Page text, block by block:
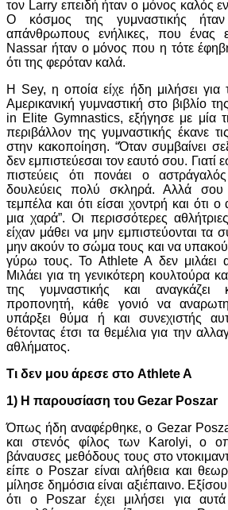
τον Larry επειδή ήταν ο μόνος καλός
Ο κόσμος της γυμναστικής
απάνθρωπους ενήλικες, που ένας
Nassar ήταν ο μόνος που η τότε
ότι της φερόταν καλά.
Η Sey, η οποία είχε ήδη μιλήσει για
Αμερικανική γυμναστική στο βιβλίο
in Elite Gymnastics, εξήγησε με μία
περιβάλλον της γυμναστικής έκανε
στην κακοποίηση. “Όταν συμβαίνει
δεν εμπιστεύεσαι τον εαυτό σου. Γιατί
πιστεύεις ότι πονάει ο
δουλεύεις πολύ σκληρά. Αλλά σου
τεμπέλα και ότι είσαι χοντρή και ότι
μια χαρά”. Οι περισσότερες
είχαν μάθει να μην εμπιστεύονται τα
μην ακούν το σώμα τους και να
γύρω τους. Το Athlete A δεν μιλάει
Μιλάει για τη γενικότερη κουλτούρα
της γυμναστικής και
προπονητή, κάθε γονιό να
υπάρξει θύμα ή και συνεχιστής
θέτοντας έτσι τα θεμέλια για την
αθλήματος.
Τι δεν μου άρεσε στο Athlete A
1) Η παρουσίαση του Gezar Poszar
Όπως ήδη αναφέρθηκε, ο Gezar
και στενός φίλος των Karolyi, o
βάναυσες μεθόδους τους στο
είπε ο Poszar είναι αλήθεια και
μίλησε δημόσια είναι αξιέπαινο. Εξίσου
ότι ο Poszar έχει μιλήσει για